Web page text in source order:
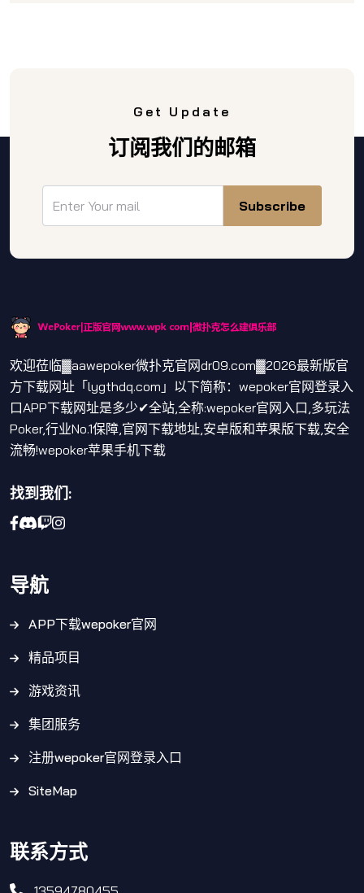
Get Update
订阅我们的邮箱
Subscribe
欢迎莅临▓aawepoker微扑克官网dr09.com▓2026最新版官
方下载网址「lygthdq.com」以下简称：wepoker官网登录入
口APP下载网址是多少✔全站,全称:wepoker官网入口,多玩法
Poker,行业No.1保障,官网下载地址,安卓版和苹果版下载,安全
流畅!wepoker苹果手机下载
找到我们:
导航
APP下载wepoker官网
精品项目
游戏资讯
集团服务
注册wepoker官网登录入口
SiteMap
联系方式